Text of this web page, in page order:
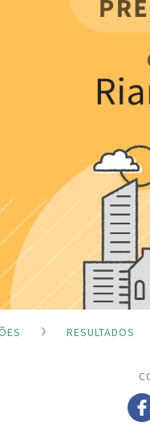
RESULTADOS